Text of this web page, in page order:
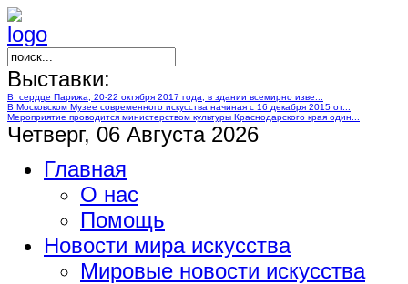
Выставки:
В сердце Парижа, 20-22 октября 2017 года, в здании всемирно изве...
В Московском Музее современного искусства начиная с 16 декабря 2015 от...
Мероприятие проводится министерством культуры Краснодарского края один...
Четверг, 06 Августа 2026
Главная
О нас
Помощь
Новости мира искусства
Мировые новости искусства